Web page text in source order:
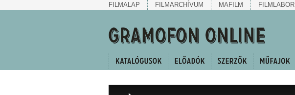
FILMALAP FILMARCHÍVUM MAFILM FILMLABOR